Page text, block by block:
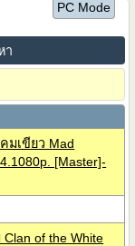
PC Mode
า
มเขียว Mad
[Master]-
of the White